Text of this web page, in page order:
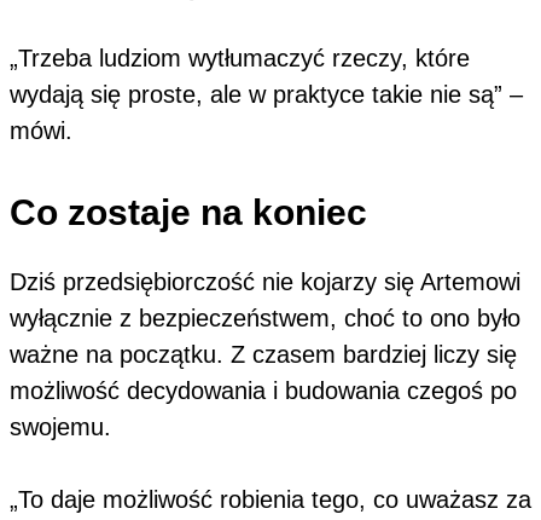
„Trzeba ludziom wytłumaczyć rzeczy, które
wydają się proste, ale w praktyce takie nie są” –
mówi.
Co zostaje na koniec
Dziś przedsiębiorczość nie kojarzy się Artemowi
wyłącznie z bezpieczeństwem, choć to ono było
ważne na początku. Z czasem bardziej liczy się
możliwość decydowania i budowania czegoś po
swojemu.
„To daje możliwość robienia tego, co uważasz za